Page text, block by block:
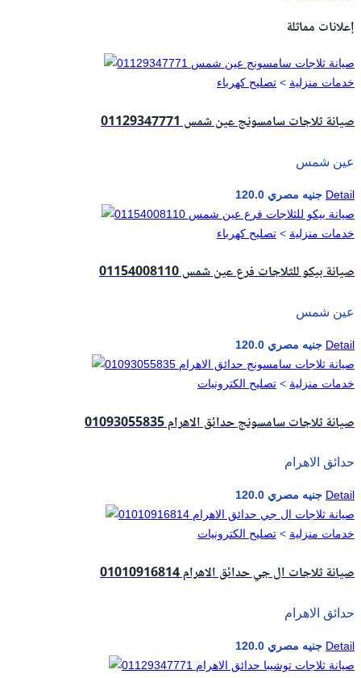
إعلانات مماثلة
خدمات منزلية > تصليح كهرباء
صيانة ثلاجات سامسونج عين شمس 01129347771
عين شمس
120.0 جنيه مصري Detail
خدمات منزلية > تصليح كهرباء
صيانة بيكو للثلاجات فرع عين شمس 01154008110
عين شمس
120.0 جنيه مصري Detail
خدمات منزلية > تصليح الكترونيات
صيانة ثلاجات سامسونج حدائق الاهرام 01093055835
حدائق الاهرام
120.0 جنيه مصري Detail
خدمات منزلية > تصليح الكترونيات
صيانة ثلاجات ال جي حدائق الاهرام 01010916814
حدائق الاهرام
120.0 جنيه مصري Detail